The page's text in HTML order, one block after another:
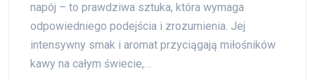
napój – to prawdziwa sztuka, która wymaga
odpowiedniego podejścia i zrozumienia. Jej
intensywny smak i aromat przyciągają miłośników
kawy na całym świecie,…